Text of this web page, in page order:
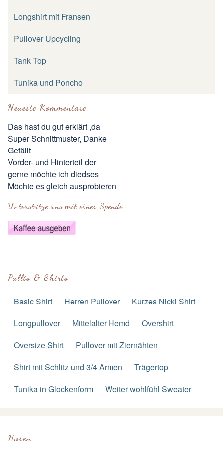
Longshirt mit Fransen
Pullover Upcycling
Tank Top
Tunika und Poncho
Neueste Kommentare
Das hast du gut erklärt ,da
Super Schnittmuster, Danke
Gefällt
Vorder- und Hinterteil der
gerne möchte ich diedses
Möchte es gleich ausprobieren
Unterstütze uns mit einer Spende
Pullis & Shirts
Basic Shirt Herren Pullover
Kurzes Nicki Shirt
Longpullover
Mittelalter Hemd
Overshirt
Oversize Shirt
Pullover mit Ziernähten
Shirt mit Schlitz und 3/4 Armen
Trägertop
Tunika in Glockenform
Weiter wohlfühl Sweater
Hosen